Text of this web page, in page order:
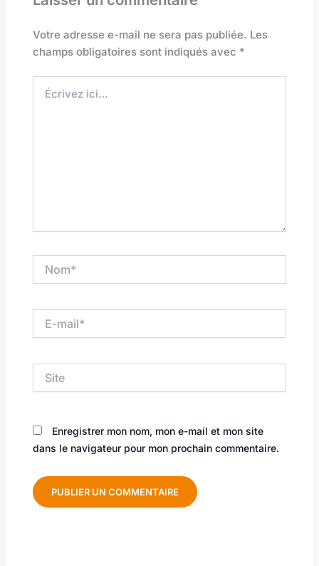
Votre adresse e-mail ne sera pas publiée. Les
champs obligatoires sont indiqués avec *
ici…
mail*
Enregistrer mon nom, mon e-mail et mon site
dans le navigateur pour mon prochain commentaire.